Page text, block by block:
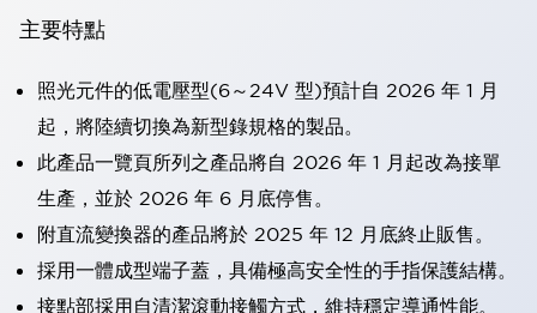
主要特點
照光元件的低電壓型(6～24V 型)預計自 2026 年 1 月
起，將陸續切換為新型錄規格的製品。
此產品一覽頁所列之產品將自 2026 年 1 月起改為接單
生產，並於 2026 年 6 月底停售。
附直流變換器的產品將於 2025 年 12 月底終止販售。
採用一體成型端子蓋，具備極高安全性的手指保護結構。
接點部採用自清潔滾動接觸方式，維持穩定導通性能。